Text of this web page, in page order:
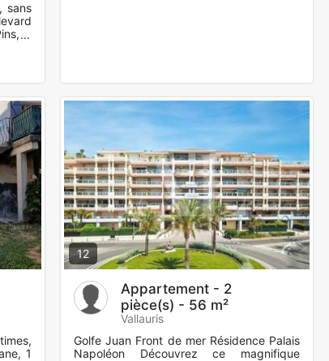
sans
à
des
1
12
Appartement - 2
pièce(s) - 56 m²
Vallauris
Golfe Juan Front de mer Résidence Palais
Napoléon Découvrez ce magnifique